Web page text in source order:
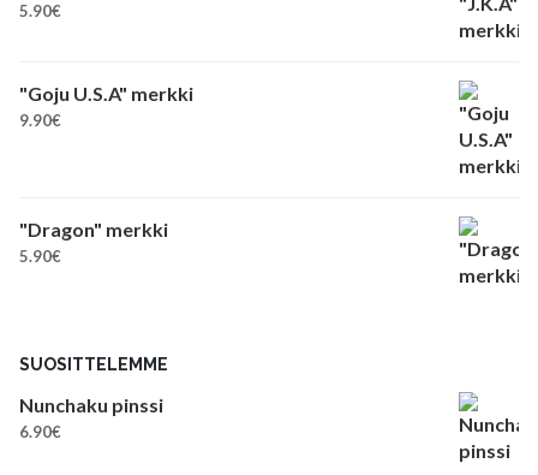
5.90€
"Goju U.S.A" merkki
9.90€
"Dragon" merkki
5.90€
SUOSITTELEMME
Nunchaku pinssi
6.90€